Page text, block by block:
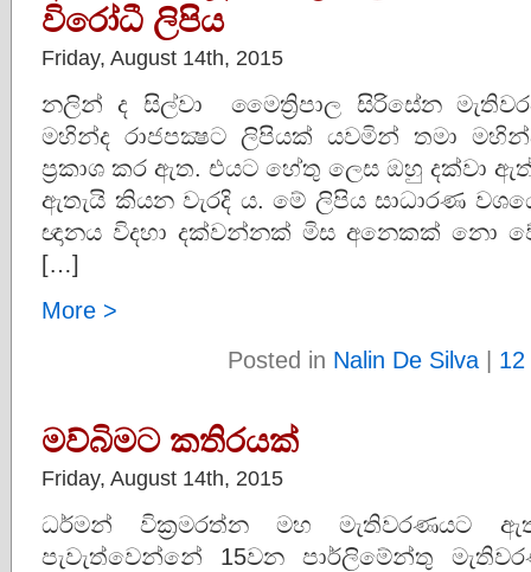
විරෝධී ලිපිය
Friday, August 14th, 2015
නලින් ද සිල්වා මෛත්‍රිපාල සිරිසේන
මහින්ද රාජපක්‍ෂට ලිපියක් යවමින් තමා
ප්‍රකාශ කර ඇත. එයට හේතු ලෙස ඔහු දක්වා
ඇතැයි කියන වැරදි ය. මේ ලිපිය සාධාරණ
ඥානය විදහා දක්වන්නක් මිස අනෙකක් නො
[…]
More >
Posted in Nalin De Silva |
මව්බිමට කතිරයක්
Friday, August 14th, 2015
ධර්මන් වික‍්‍රමරත්න මහ මැතිවරණයට
පැවැත්වෙන්නේ 15වන පාර්ලිමේන්තු